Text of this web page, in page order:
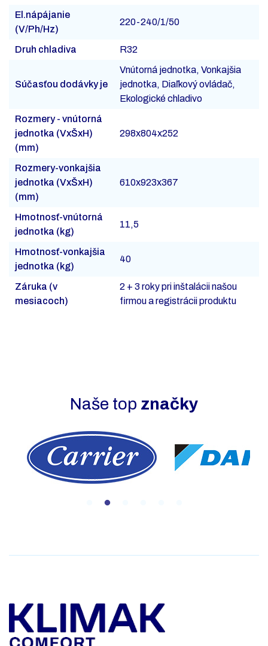
El.nápájanie
(V/Ph/Hz)
220-240/1/50
Druh chladiva R32
Súčasťou dodávky je
Vnútorná jednotka, Vonkajšia
jednotka, Diaľkový ovládač,
Ekologické chladivo
Rozmery - vnútorná
jednotka (VxŠxH)
(mm)
298x804x252
Rozmery-vonkajšia
jednotka (VxŠxH)
(mm)
610x923x367
Hmotnosť-vnútorná
jednotka (kg)
11,5
Hmotnosť-vonkajšia
jednotka (kg)
40
Záruka (v
mesiacoch)
2 + 3 roky pri inštalácii našou
firmou a registrácii produktu
Naše top značky